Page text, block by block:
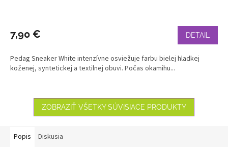
7,90 € DETAIL
Pedag Sneaker White intenzívne osviežuje farbu bielej hladkej
koženej, syntetickej a textilnej obuvi. Počas okamihu...
ZOBRAZIŤ VŠETKY SÚVISIACE PRODUKTY
Popis Diskusia